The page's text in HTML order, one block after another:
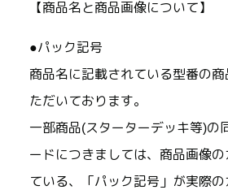
【商品名と商品画像について】
●パック記号
商品名に記載されている型番の
ただいております。
一部商品(スターターデッキ等)の
ードにつきましては、商品画像
ている、「パック記号」が実際